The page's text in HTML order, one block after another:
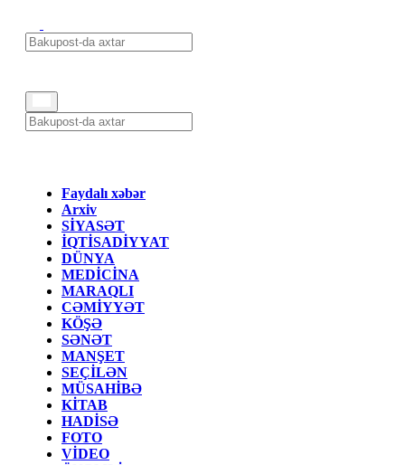
Faydalı xəbər
Arxiv
SİYASƏT
İQTİSADİYYAT
DÜNYA
MEDİCİNA
MARAQLI
CƏMİYYƏT
KÖŞƏ
SƏNƏT
MANŞET
SEÇİLƏN
MÜSAHİBƏ
KİTAB
HADİSƏ
FOTO
VİDEO